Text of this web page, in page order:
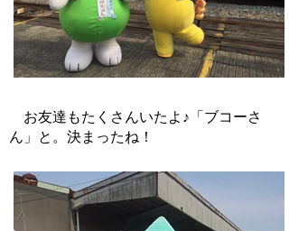
お友達もたくさんいたよ♪「ブコーさ
ん」と。決まったね！